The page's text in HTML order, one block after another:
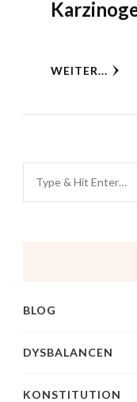
WEITER...
BLOG
DYSBALANCEN
KONSTITUTION